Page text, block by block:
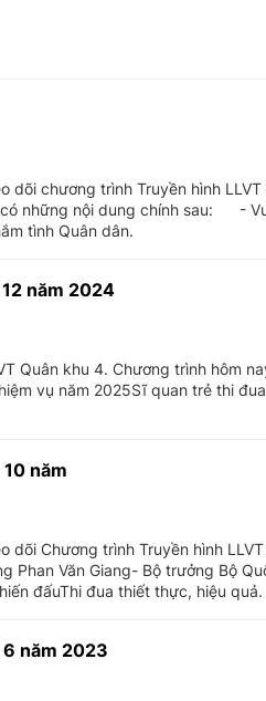
dõi chương trình Truyền hình LLVT
có những nội dung chính sau: -
tình Quân dân.
năm 2024
Quân khu 4. Chương trình hôm
vụ năm 2025Sĩ quan trẻ thi
năm
Chương trình Truyền hình
Phan Văn Giang- Bộ trưởng Bộ
đấuThi đua thiết thực, hiệu quả.
năm 2023